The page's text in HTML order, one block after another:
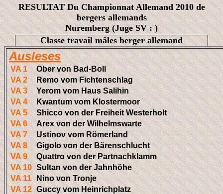
RESULTAT Du Championnat Allemand 2010 de
bergers allemands
Nuremberg (Juge SV : )
Classe travail mâles berger allemand
Ausleses
VA 1
Ober von Bad-Boll
VA 2
Remo vom Fichtenschlag
VA 3
Yerom vom Haus Salihin
VA 4
Kwantum vom Klostermoor
VA 5
Shicco von der Freiheit Westerholt
VA 6
Arex von der Wilhelmswarte
VA 7
Ustinov vom Römerland
VA 8
Gigolo von der Bärenschlucht
VA 9
Quattro von der Partnachklamm
VA 10 Sultan von der Jahnhöhe
VA 11
Nino von Tronje
VA 12 Guccy vom Heinrichplatz